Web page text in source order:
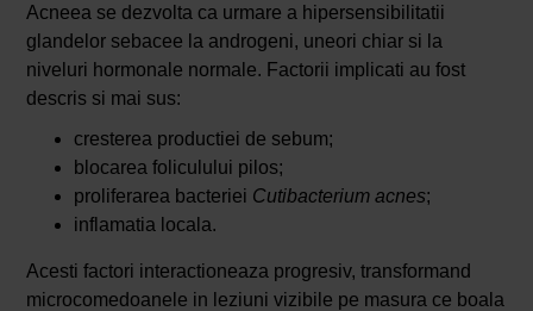
Acneea se dezvolta ca urmare a hipersensibilitatii
glandelor sebacee la androgeni, uneori chiar si la
niveluri hormonale normale. Factorii implicati au fost
descris si mai sus:
cresterea productiei de sebum;
blocarea foliculului pilos;
proliferarea bacteriei Cutibacterium acnes;
inflamatia locala.
Acesti factori interactioneaza progresiv, transformand
microcomedoanele in leziuni vizibile pe masura ce boala